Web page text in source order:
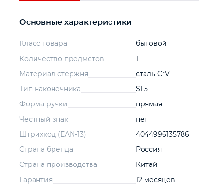
Основные характеристики
Класс товара
бытовой
Количество предметов
1
Материал стержня
сталь CrV
Тип наконечника
SL5
Форма ручки
прямая
Честный знак
нет
Штрихкод (EAN-13)
4044996135786
Страна бренда
Россия
Страна производства
Китай
Гарантия
12 месяцев